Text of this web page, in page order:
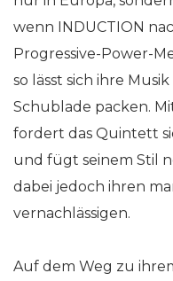
wenn INDUCTION
Progressive-Power-
so lässt sich ihre
Schublade packen.
fordert das Quintett
und fügt seinem Stil
dabei jedoch ihren
vernachlässigen.
Auf dem Weg zu